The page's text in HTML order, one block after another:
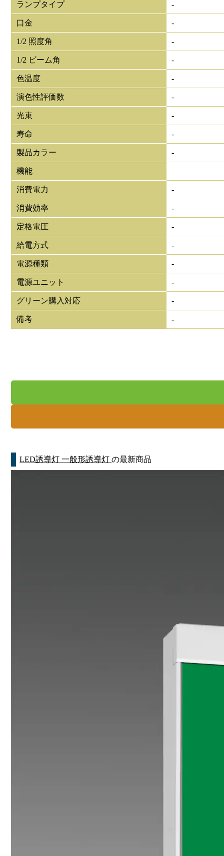
ランプタイプ -
口金 -
1/2 照度角 -
1/2 ビーム角 -
色温度 -
演色性評価数 -
光束 -
寿命 -
製品カラー -
機能
消費電力 -
消費効率 -
定格電圧 -
給電方式 -
電源種類 -
電源ユニット -
グリーン購入対応 -
備考 -
LED誘導灯 一般形誘導灯の最新商品